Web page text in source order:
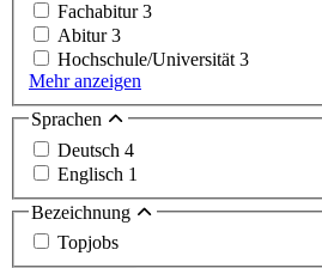
Fachabitur3
Abitur3
Hochschule/Universität 3
Mehr anzeigen
Sprachen
Deutsch 4
Englisch 1
Bezeichnung
Topjobs